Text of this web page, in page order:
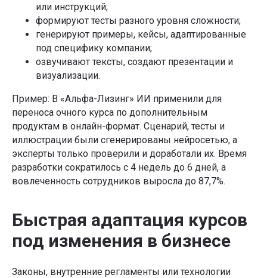
или инструкций;
формируют тесты разного уровня сложности;
генерируют примеры, кейсы, адаптированные
под специфику компании;
озвучивают тексты, создают презентации и
визуализации.
Пример: В «Альфа-Лизинг» ИИ применили для
переноса очного курса по дополнительным
продуктам в онлайн-формат. Сценарий, тесты и
иллюстрации были сгенерированы нейросетью, а
эксперты только проверили и доработали их. Время
разработки сократилось с 4 недель до 6 дней, а
вовлеченность сотрудников выросла до 87,7%.
Быстрая адаптация курсов
под изменения в бизнесе
Законы, внутренние регламенты или технологии